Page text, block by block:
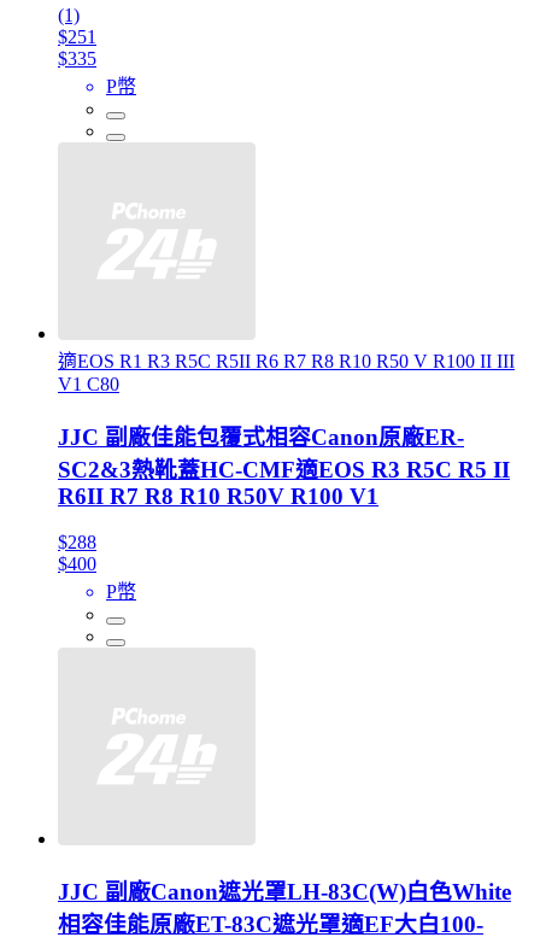
(1)
$251
$335
P幣
適EOS R1 R3 R5C R5II R6 R7 R8 R10 R50 V R100 II III
V1 C80
JJC 副廠佳能包覆式相容Canon原廠ER-
SC2&3熱靴蓋HC-CMF適EOS R3 R5C R5 II
R6II R7 R8 R10 R50V R100 V1
$288
$400
P幣
JJC 副廠Canon遮光罩LH-83C(W)白色White
相容佳能原廠ET-83C遮光罩適EF大白100-